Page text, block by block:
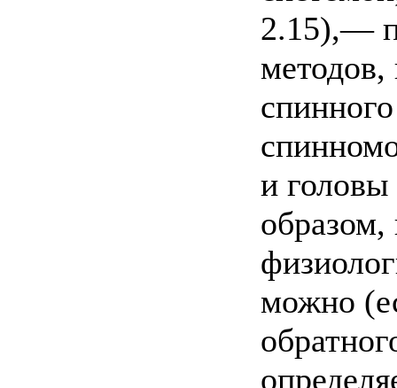
2.15),—
методов,
и
можно